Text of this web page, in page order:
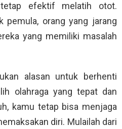
efektif melatih otot.
pemula, orang yang jarang
yang memiliki masalah
alasan untuk berhenti
olahraga yang tepat dan
kamu tetap bisa menjaga
diri. Mulailah dari